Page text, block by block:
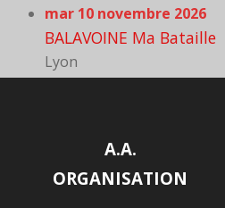
mar 10 novembre 2026
BALAVOINE Ma Bataille
Lyon
A.A.
ORGANISATION